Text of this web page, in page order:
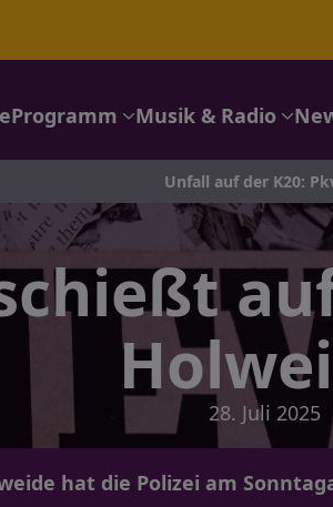
Programm Musik & Radio
Unfall auf der K20: Pkw-Fahrer aus
28. Juli 2025
hat die Polizei am